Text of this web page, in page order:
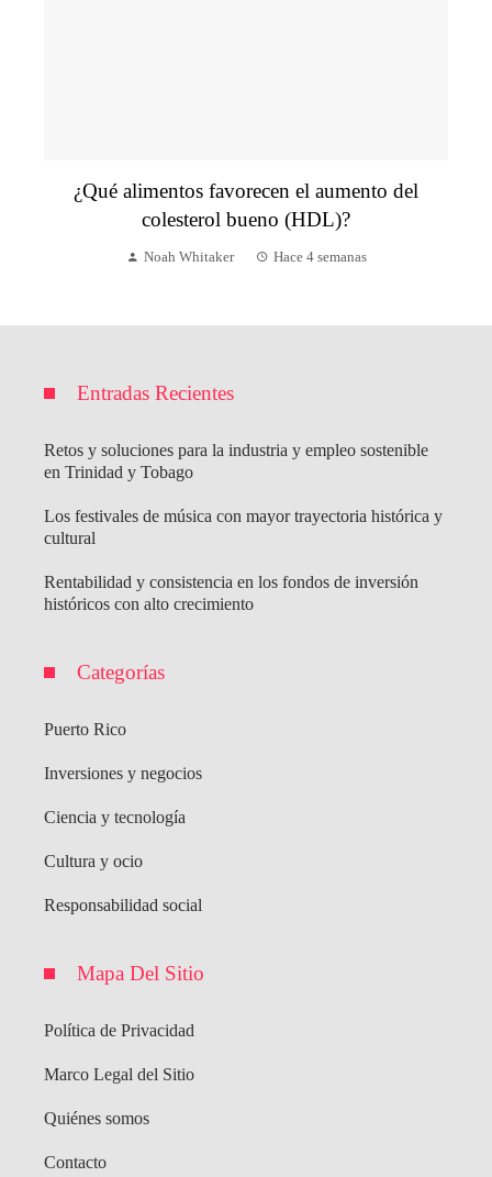
¿Qué alimentos favorecen el aumento del
colesterol bueno (HDL)?
Noah Whitaker Hace 4 semanas
Entradas Recientes
Retos y soluciones para la industria y empleo sostenible
en Trinidad y Tobago
Los festivales de música con mayor trayectoria histórica y
cultural
Rentabilidad y consistencia en los fondos de inversión
históricos con alto crecimiento
Categorías
Puerto Rico
Inversiones y negocios
Ciencia y tecnología
Cultura y ocio
Responsabilidad social
Mapa Del Sitio
Política de Privacidad
Marco Legal del Sitio
Quiénes somos
Contacto